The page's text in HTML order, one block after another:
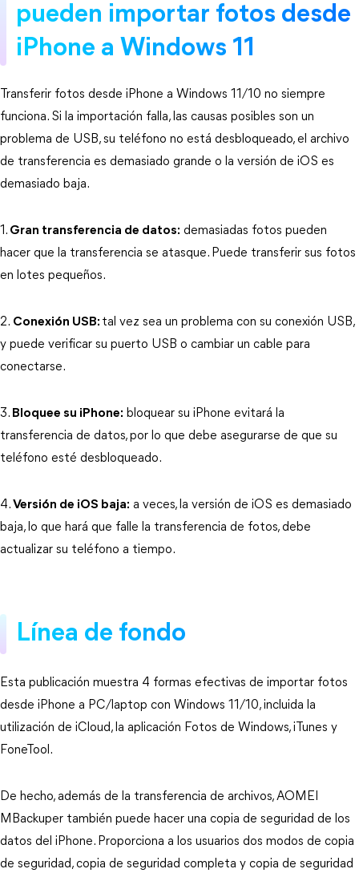
pueden importar fotos desde
iPhone a Windows 11
Transferir fotos desde iPhone a Windows 11/10 no siempre
funciona. Si la importación falla, las causas posibles son un
problema de USB, su teléfono no está desbloqueado, el archivo
de transferencia es demasiado grande o la versión de iOS es
demasiado baja.
1. Gran transferencia de datos: demasiadas fotos pueden
hacer que la transferencia se atasque. Puede transferir sus fotos
en lotes pequeños.
2. Conexión USB: tal vez sea un problema con su conexión USB,
y puede verificar su puerto USB o cambiar un cable para
conectarse.
3. Bloquee su iPhone: bloquear su iPhone evitará la
transferencia de datos, por lo que debe asegurarse de que su
teléfono esté desbloqueado.
4.Versión de iOS baja: a veces, la versión de iOS es demasiado
baja, lo que hará que falle la transferencia de fotos, debe
actualizar su teléfono a tiempo.
Línea de fondo
Esta publicación muestra 4 formas efectivas de importar fotos
desde iPhone a PC/laptop con Windows 11/10, incluida la
utilización de iCloud, la aplicación Fotos de Windows, iTunes y
FoneTool.
De hecho, además de la transferencia de archivos, AOMEI
MBackuper también puede hacer una copia de seguridad de los
datos del iPhone. Proporciona a los usuarios dos modos de copia
de seguridad, copia de seguridad completa y copia de seguridad